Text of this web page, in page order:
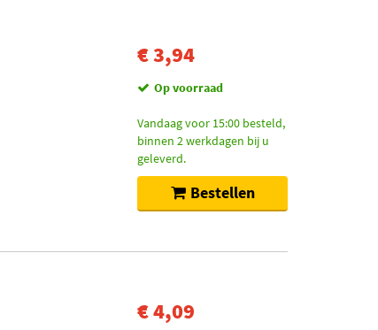
€ 3,94
Op voorraad
Vandaag voor 15:00 besteld,
binnen 2 werkdagen bij u
geleverd.
Bestellen
€ 4,09